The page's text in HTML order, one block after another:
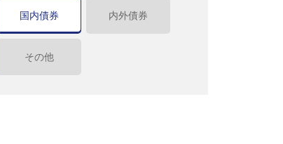
国内債券 内外債券
その他